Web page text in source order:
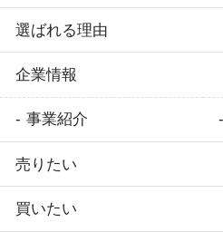
選ばれる理由
企業情報
事業紹介
売りたい
買いたい